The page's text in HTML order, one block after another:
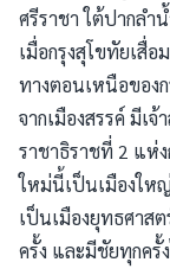
ศรีราชา ใต้ปากลำ
เมื่อกรุงสุโขทัยเสื่
ทางตอนเหนือของ
จากเมืองสรรค์ มีเ
ราชาธิราชที่ 2 แห่ง
ใหม่นี้เป็นเมืองให
เป็นเมืองยุทธศาส
ครั้ง และมีชัยทุกครั้